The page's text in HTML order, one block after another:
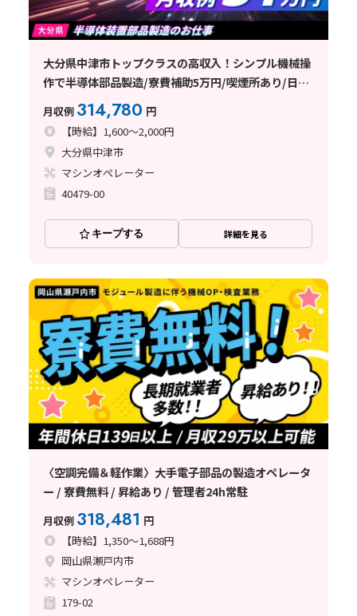
大分県中津市トップクラスの高収入！シンプル機械操
作で半導体部品製造/寮費補助5万円/喫煙所あり/日払
い可/無料送迎あり
月収例 314,780 円
【時給】1,600～2,000円
大分県中津市
マシンオペレーター
40479-00
キープする 詳細を見る
〈空調完備＆軽作業〉大手電子部品の製造オペレータ
ー / 寮費無料 / 昇給あり / 管理者24h常駐
月収例 318,481 円
【時給】1,350～1,688円
岡山県瀬戸内市
マシンオペレーター
179-02